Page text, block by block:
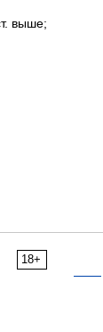
выше;
18+